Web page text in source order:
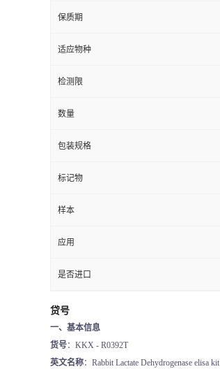
保质期
适应物种
检测限
数量
包装规格
标记物
样本
应用
是否进口
贷号
一、基本信息
货号：KKX - R0392T
英文名称：Rabbit Lactate Dehydrogenase elisa kit